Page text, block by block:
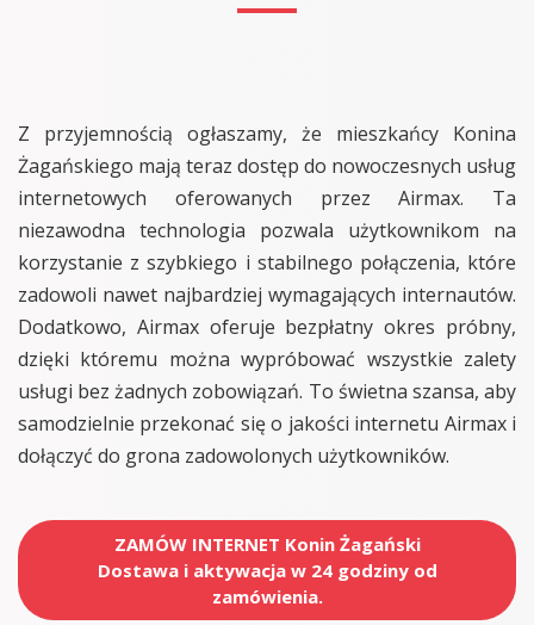
Z przyjemnością ogłaszamy, że mieszkańcy Konina
Żagańskiego mają teraz dostęp do nowoczesnych usług
internetowych oferowanych przez Airmax. Ta
niezawodna technologia pozwala użytkownikom na
korzystanie z szybkiego i stabilnego połączenia, które
zadowoli nawet najbardziej wymagających internautów.
Dodatkowo, Airmax oferuje bezpłatny okres próbny,
dzięki któremu można wypróbować wszystkie zalety
usługi bez żadnych zobowiązań. To świetna szansa, aby
samodzielnie przekonać się o jakości internetu Airmax i
dołączyć do grona zadowolonych użytkowników.
ZAMÓW INTERNET Konin Żagański
Dostawa i aktywacja w 24 godziny od
zamówienia.